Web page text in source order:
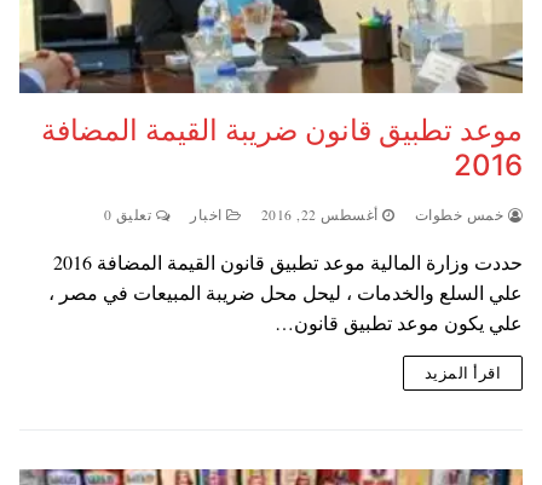
موعد تطبيق قانون ضريبة القيمة المضافة
2016
خمس خطوات أغسطس 22, 2016 اخبار تعليق 0
حددت وزارة المالية موعد تطبيق قانون القيمة المضافة 2016
علي السلع والخدمات ، ليحل محل ضريبة المبيعات في مصر ،
علي يكون موعد تطبيق قانون…
اقرأ المزيد